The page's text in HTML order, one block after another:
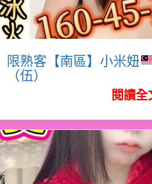
限熟客【南區】小米妞
（伍）
閱讀全